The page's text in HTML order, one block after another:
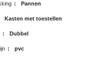
: Pannen
Kasten met toestellen
: Dubbel
: pvc